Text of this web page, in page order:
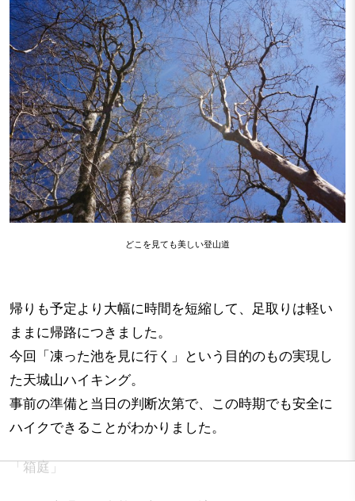
どこを見ても美しい登山道
帰りも予定より大幅に時間を短縮して、足取りは軽い
ままに帰路につきました。
今回「凍った池を見に行く」という目的のもの実現し
た天城山ハイキング。
事前の準備と当日の判断次第で、この時期でも安全に
ハイクできることがわかりました。
「箱庭」